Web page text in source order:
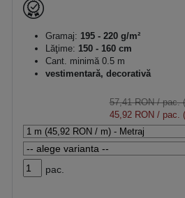
Gramaj: 195 - 220 g/m²
Lăţime: 150 - 160 cm
Cant. minimă 0.5 m
vestimentară, decorativă
57,41 RON/ pac.
45,92 RON/ pac.
pac.